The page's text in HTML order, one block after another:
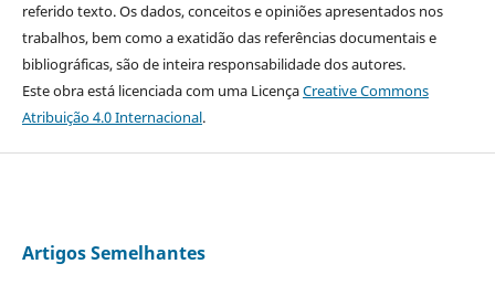
referido texto. Os dados, conceitos e opiniões apresentados nos
trabalhos, bem como a exatidão das referências documentais e
bibliográficas, são de inteira responsabilidade dos autores.
Este obra está licenciada com uma LicençaCreative Commons
Atribuição 4.0 Internacional.
Artigos Semelhantes